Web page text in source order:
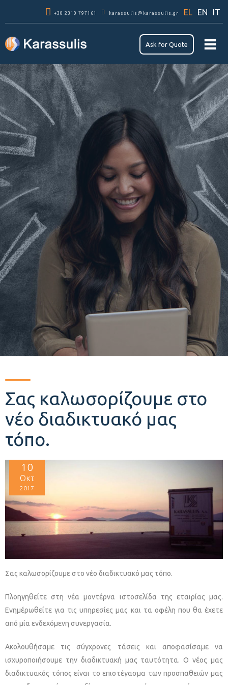
προς το
κυρίως
+30 2310 797161 karassulis@karassulis.gr EL EN IT
Αsk for Quote
Σας καλωσορίζουμε στο
νέο διαδικτυακό μας
τόπο.
10
Οκτ
2017
Σας καλωσορίζουμε στο νέο διαδικτυακό μας τόπο.
Πλοηγηθείτε στη νέα μοντέρνα ιστοσελίδα της εταιρίας μας.
Ενημέρωθείτε για τις υπηρεσίες μας και τα οφέλη που θα έχετε
από μία ενδεχόμενη συνεργασία.
Ακολουθήσαμε τις σύγχρονες τάσεις και αποφασίσαμε να
ισχυροποιήσουμε την διαδικτυακή μας ταυτότητα. Ο νέος μας
διαδικτυακός τόπος είναι το επιστέγασμα των προσπαθειών μας